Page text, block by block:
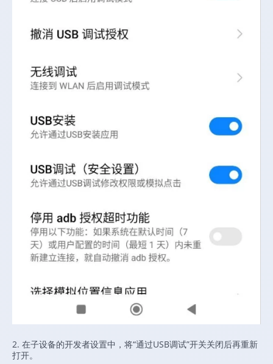
2. 在子设备的开发者设置中，将“通过USB调试”开关关闭后再重新
打开。